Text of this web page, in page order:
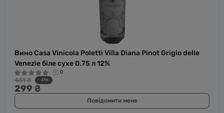
Вино Casa Vinicola Poletti Villa Diana Pinot Grigio delle
Venezie біле сухе 0.75 л 12%
0
431 ₴ -31%
299 ₴
Повідомити мене